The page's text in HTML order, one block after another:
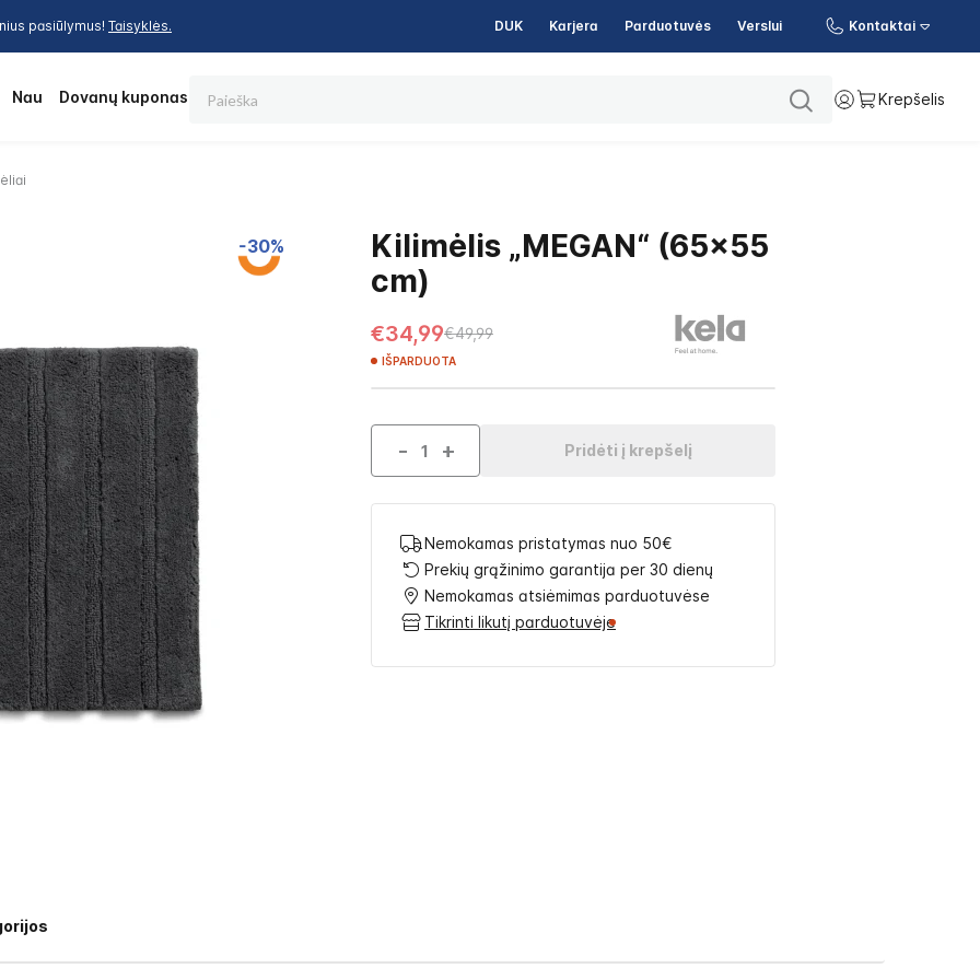
pasiūlymus! Taisyklės. DUK Karjera Parduotuvės Verslui Kontaktai
Nauja Dovanų kuponas Krepšelis
-30%
Kilimėlis „MEGAN“ (65x55
cm)
€34,99€49,99
IŠPARDUOTA
- + Pridėti į krepšelį
Nemokamas pristatymas nuo 50€
Prekių grąžinimo garantija per 30 dienų
Nemokamas atsiėmimas parduotuvėse
Tikrinti likutį parduotuvėje